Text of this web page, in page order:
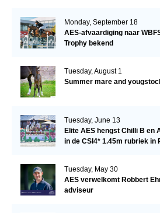
Monday, September 18
AES-afvaardiging naar
Trophy bekend
Tuesday, August 1
Summer mare and
Tuesday, June 13
Elite AES hengst Chilli B en
in de CSI4* 1.45m rubriek in
Tuesday, May 30
AES verwelkomt Robbert
adviseur